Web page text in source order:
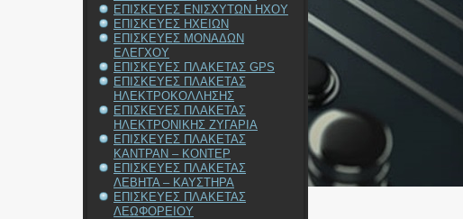
ΕΠΙΣΚΕΥΕΣ ΕΝΙΣΧΥΤΩΝ ΗΧΟΥ
ΕΠΙΣΚΕΥΕΣ ΗΧΕΙΩΝ
ΕΠΙΣΚΕΥΕΣ ΜΟΝΑΔΩΝ
ΕΛΕΓΧΟΥ
ΕΠΙΣΚΕΥΕΣ ΠΛΑΚΕΤΑΣ GPS
ΕΠΙΣΚΕΥΕΣ ΠΛΑΚΕΤΑΣ
ΗΛΕΚΤΡΟΚΟΛΛΗΣΗΣ
ΕΠΙΣΚΕΥΕΣ ΠΛΑΚΕΤΑΣ
ΗΛΕΚΤΡΟΝΙΚΗΣ ΖΥΓΑΡΙΑ
ΕΠΙΣΚΕΥΕΣ ΠΛΑΚΕΤΑΣ
ΚΑΝΤΡΑΝ – ΚΟΝΤΕΡ
ΕΠΙΣΚΕΥΕΣ ΠΛΑΚΕΤΑΣ
ΛΕΒΗΤΑ – ΚΑΥΣΤΗΡΑ
ΕΠΙΣΚΕΥΕΣ ΠΛΑΚΕΤΑΣ
ΛΕΩΦΟΡΕΙΟΥ